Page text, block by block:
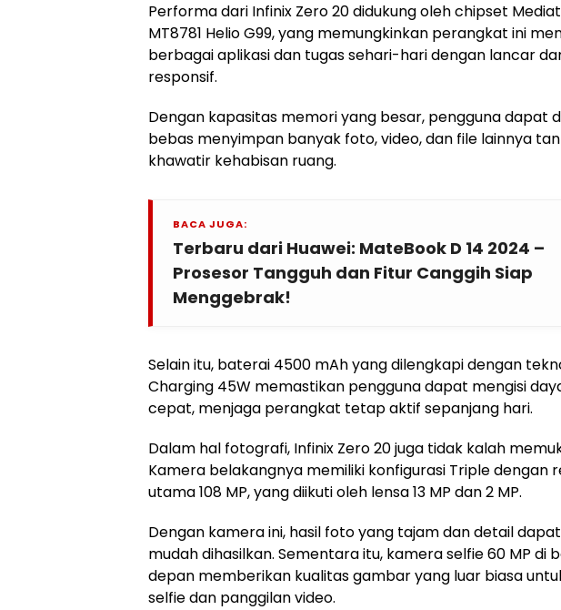
Performa dari Infinix Zero 20 didukung oleh chipset
MT8781 Helio G99, yang memungkinkan perangkat ini
berbagai aplikasi dan tugas sehari-hari dengan lancar
responsif.
Dengan kapasitas memori yang besar, pengguna dapat
bebas menyimpan banyak foto, video, dan file lainnya
khawatir kehabisan ruang.
BACA JUGA:
Terbaru dari Huawei: MateBook D 14 2024 –
Prosesor Tangguh dan Fitur Canggih Siap
Menggebrak!
Selain itu, baterai 4500 mAh yang dilengkapi dengan
Charging 45W memastikan pengguna dapat mengisi
cepat, menjaga perangkat tetap aktif sepanjang hari.
Dalam hal fotografi, Infinix Zero 20 juga tidak kalah
Kamera belakangnya memiliki konfigurasi Triple dengan
utama 108 MP, yang diikuti oleh lensa 13 MP dan 2 MP.
Dengan kamera ini, hasil foto yang tajam dan detail
mudah dihasilkan. Sementara itu, kamera selfie 60 MP di
depan memberikan kualitas gambar yang luar biasa
selfie dan panggilan video.